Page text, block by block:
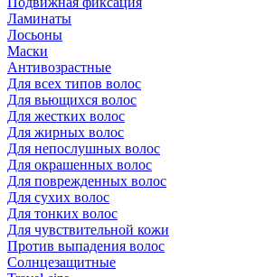
Ламинаты
Лосьоны
Маски
Антивозрастные
Для всех типов волос
Для вьющихся волос
Для жестких волос
Для жирных волос
Для непослушных волос
Для окрашенных волос
Для поврежденных волос
Для сухих волос
Для тонких волос
Для чувствительной кожи
Против выпадения волос
Солнцезащитные